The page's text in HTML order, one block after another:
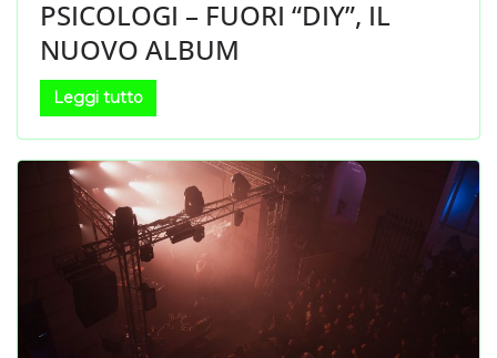
PSICOLOGI – FUORI “DIY”, IL
NUOVO ALBUM
Leggi tutto